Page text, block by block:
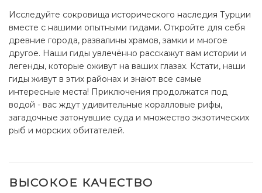
Исследуйте сокровища исторического наследия Турции
вместе с нашими опытными гидами. Откройте для себя
древние города, развалины храмов, замки и многое
другое. Наши гиды увлечённо расскажут вам истории и
легенды, которые оживут на ваших глазах. Кстати, наши
гиды живут в этих районах и знают все самые
интересные места! Приключения продолжатся под
водой - вас ждут удивительные коралловые рифы,
загадочные затонувшие суда и множество экзотических
рыб и морских обитателей.
ВЫСОКОЕ КАЧЕСТВО